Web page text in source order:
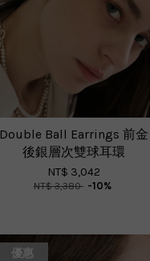
Double Ball Earrings 前金
後銀層次雙球耳環
NT$ 3,042
NT$ 3,380 -10%
優惠